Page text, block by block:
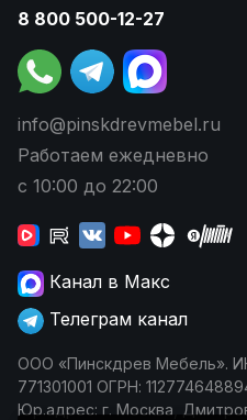
8 800 500-12-27
info@pinskdrevmebel.ru
Работаем ежедневно
с 10:00 до 22:00
Канал в Макс
Телеграм канал
ООО «Пинскдрев Мебель».
771301001 ОГРН:
Юр.адрес: г. Москва,